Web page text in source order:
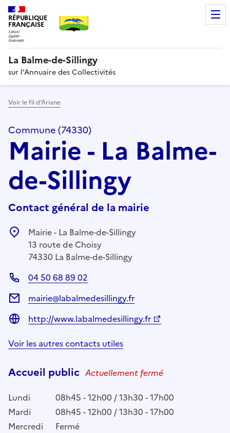
RÉPUBLIQUE
FRANÇAISE
La Balme-de-Sillingy
sur l’Annuaire des Collectivités
Voir le fil d’Ariane
Commune (74330)
Mairie - La Balme-
de-Sillingy
Contact général de la mairie
Mairie - La Balme-de-Sillingy
13 route de Choisy
74330 La Balme-de-Sillingy
04 50 68 89 02
mairie@labalmedesillingy.fr
http://www.labalmedesillingy.fr
Voir les autres contacts utiles
Accueil public Actuellement fermé
Lundi
08h45 - 12h00 / 13h30 - 17h00
Mardi
08h45 - 12h00 / 13h30 - 17h00
Mercredi
Fermé